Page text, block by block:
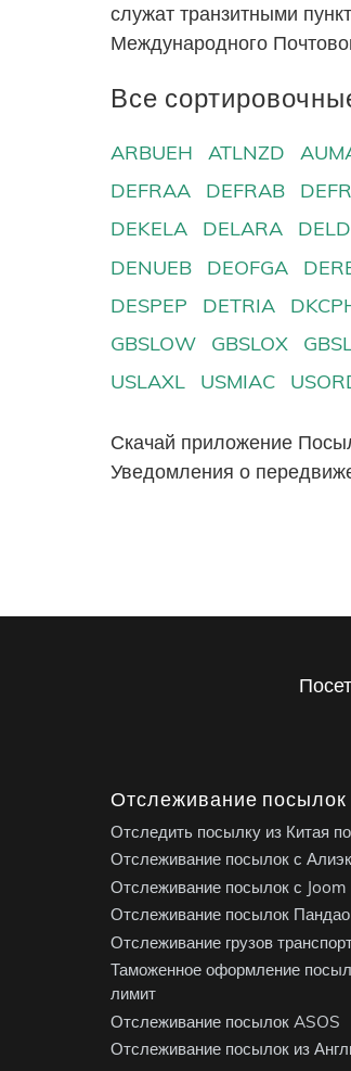
служат транзитными
Международного
Все
ARBUEH ATLNZD
DEFRAA
DEFRAB
DEKELA
DELARA
DENUEB
DEOFGA
DESPEP
DETRIA
GBSLOW
GBSLOX
USLAXL
USMIAC
Скачай приложение
Уведомления о
Отслеживание посылок
Отследить посылку из Китая
Отслеживание посылок с
Отслеживание посылок с Joom
Отслеживание посылок Пандао
Отслеживание грузов
Таможенное оформление
лимит
Отслеживание посылок ASOS
Отслеживание посылок из